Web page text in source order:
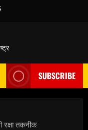
SUBSCRIBE
रक्षा तकनीक